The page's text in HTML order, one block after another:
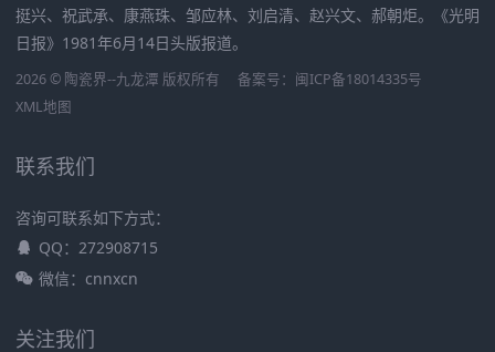
挺兴、祝武承、康燕珠、邹应林、刘启清、赵兴文、郝朝炬。《光明
日报》1981年6月14日头版报道。
2026 © 陶瓷界--九龙潭 版权所有 备案号： 闽ICP备18014335号
XML地图
联系我们
咨询可联系如下方式：
QQ：272908715
微信：cnnxcn
关注我们